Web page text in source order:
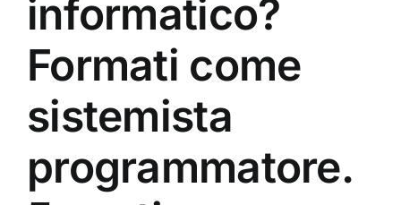
informatico?
Formati come
sistemista
programmatore.